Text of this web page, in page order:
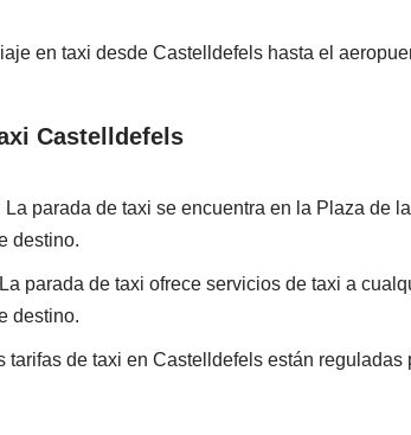
en taxi desde Castelldefels hasta el
Castelldefels
La parada de taxi se encuentra en la Plaza de
destino.
La parada de taxi ofrece servicios de taxi a
destino.
tarifas de taxi en Castelldefels están